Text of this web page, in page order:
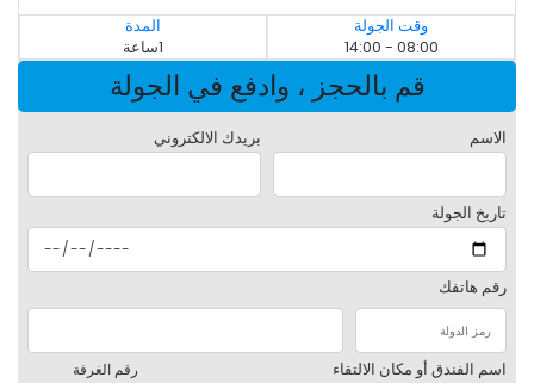
وقت الجولة
08:00 - 14:00
المدة
1ساعة
قم بالحجز ، وادفع في الجولة
الاسم بريدك الالكتروني
تاريخ الجولة
رقم هاتفك
اسم الفندق أو مكان الالتقاء رقم الغرفة